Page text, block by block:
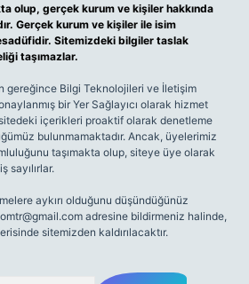
olup, gerçek kurum ve kişiler hakkında
Gerçek kurum ve kişiler ile isim
Sitemizdeki bilgiler taslak
taşımazlar.
gereğince Bilgi Teknolojileri ve İletişim
bir Yer Sağlayıcı olarak hizmet
içerikleri proaktif olarak denetleme
bulunmamaktadır. Ancak, üyelerimiz
taşımakta olup, siteye üye olarak
sayılırlar.
aykırı olduğunu düşündüğünüz
adresine bildirmeniz halinde,
sitemizden kaldırılacaktır.